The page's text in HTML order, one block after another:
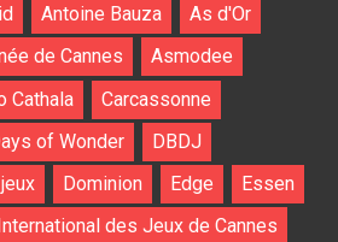
Antoine Bauza
As d'Or
de Cannes
Asmodee
Cathala
Carcassonne
of Wonder
DBDJ
Dominion Edge
Essen
des Jeux de Cannes